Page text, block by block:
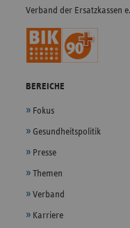
Verband der Ersatzkassen
BEREICHE
Fokus
Gesundheitspolitik
Presse
Themen
Verband
Karriere